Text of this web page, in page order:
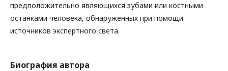
предположительно являющихся зубами или костными
останками человека, обнаруженных при помощи
источников экспертного света.
Биография автора